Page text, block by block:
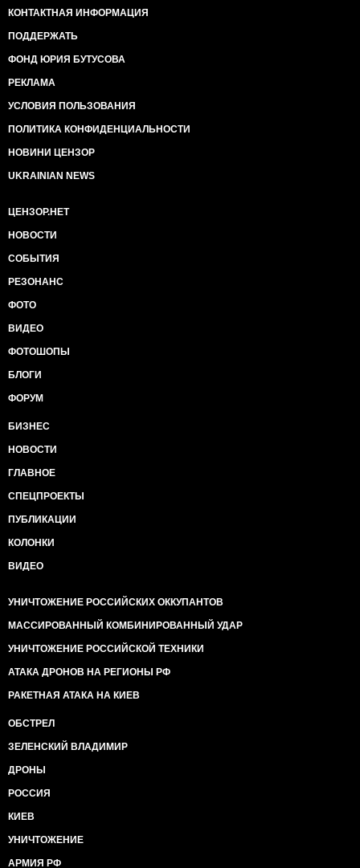
КОНТАКТНАЯ ИНФОРМАЦИЯ
ПОДДЕРЖАТЬ
ФОНД ЮРИЯ БУТУСОВА
РЕКЛАМА
УСЛОВИЯ ПОЛЬЗОВАНИЯ
ПОЛИТИКА КОНФИДЕНЦИАЛЬНОСТИ
НОВИНИ ЦЕНЗОР
UKRAINIAN NEWS
ЦЕНЗОР.НЕТ
НОВОСТИ
СОБЫТИЯ
РЕЗОНАНС
ФОТО
ВИДЕО
ФОТОШОПЫ
БЛОГИ
ФОРУМ
БИЗНЕС
НОВОСТИ
ГЛАВНОЕ
СПЕЦПРОЕКТЫ
ПУБЛИКАЦИИ
КОЛОНКИ
ВИДЕО
УНИЧТОЖЕНИЕ РОССИЙСКИХ ОККУПАНТОВ
МАССИРОВАННЫЙ КОМБИНИРОВАННЫЙ УДАР
УНИЧТОЖЕНИЕ РОССИЙСКОЙ ТЕХНИКИ
АТАКА ДРОНОВ НА РЕГИОНЫ РФ
РАКЕТНАЯ АТАКА НА КИЕВ
ОБСТРЕЛ
ЗЕЛЕНСКИЙ ВЛАДИМИР
ДРОНЫ
РОССИЯ
КИЕВ
УНИЧТОЖЕНИЕ
АРМИЯ РФ